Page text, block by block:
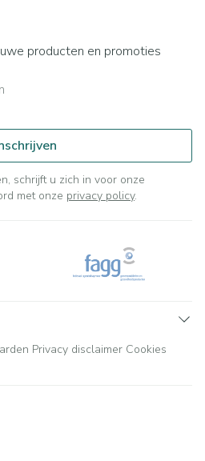
producten en promoties
schrijft u zich in voor onze
met onze privacy policy.
Privacy disclaimer Cookies